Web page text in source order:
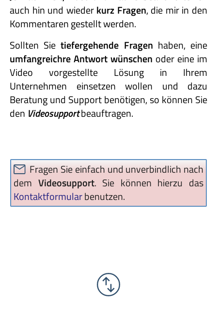
auch hin und wiederkurz Fragen, die mir in den
Kommentaren gestellt werden.
Sollten Sietiefergehende Fragen haben, eine
umfangreichre Antwort wünschen oder eine im
Video vorgestellte Lösung in Ihrem
Unternehmen einsetzen wollen und dazu
Beratung und Support benötigen, so können Sie
den Videosupportbeauftragen.
Fragen Sie einfach und unverbindlich nach
dem Videosupport. Sie können hierzu das
Kontaktformularbenutzen.